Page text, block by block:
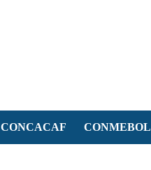
CONCACAF CONMEBOL